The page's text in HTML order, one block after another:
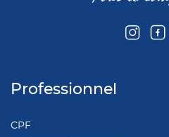
Professionnel
CPF